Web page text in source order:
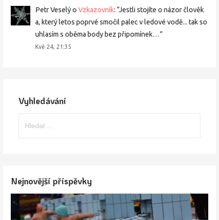
Petr VeselýoVzkazovník: “Jestli stojíte o názor člověk
a, který letos poprvé smočil palec v ledové vodě... tak so
uhlasím s oběma body bez připomínek…”
Kvě 24, 21:35
Vyhledávání
Nejnovější příspěvky